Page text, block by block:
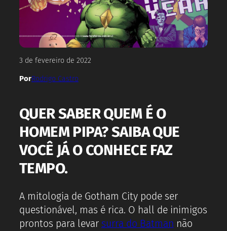
3 de fevereiro de 2022
PorRodrigo Castro
QUER SABER QUEM É O
HOMEM PIPA? SAIBA QUE
VOCÊ JÁ O CONHECE FAZ
TEMPO.
A mitologia de Gotham City pode ser
questionável, mas é rica. O hall de inimigos
prontos para levar surra do Batman não